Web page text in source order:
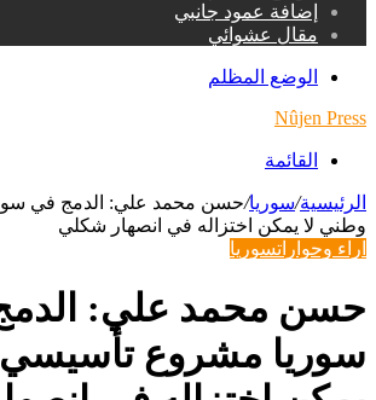
إضافة عمود جانبي
مقال عشوائي
الوضع المظلم
Nûjen Press
القائمة
الرئيسية/سوريا/حسن محمد علي: الدمج في
وطني لا يمكن اختزاله في انصهار شكلي
اراء وحواراتسوريا
حسن محمد علي:
سوريا مشروع تأسيسي